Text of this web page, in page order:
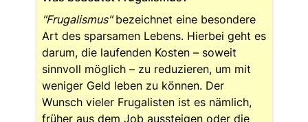
"Frugalismus"bezeichnet eine besondere
Art des sparsamen Lebens. Hierbei geht es
darum, die laufenden Kosten – soweit
sinnvoll möglich – zu reduzieren, um mit
weniger Geld leben zu können. Der
Wunsch vieler Frugalisten ist es nämlich,
früher aus dem Job aussteigen oder die